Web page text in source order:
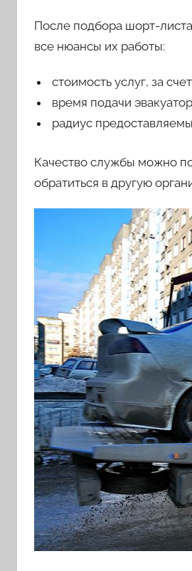
После подбора шорт-
все нюансы их работы:
стоимость услуг, за
время подачи
радиус
Качество службы можно
обратиться в другую